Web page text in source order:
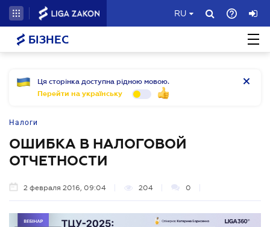
RU
БІЗНЕС
Ця сторінка доступна рідною мовою.
Перейти на українську
Налоги
ОШИБКА В НАЛОГОВОЙ
ОТЧЕТНОСТИ
2 февраля 2016, 09:04 204 0